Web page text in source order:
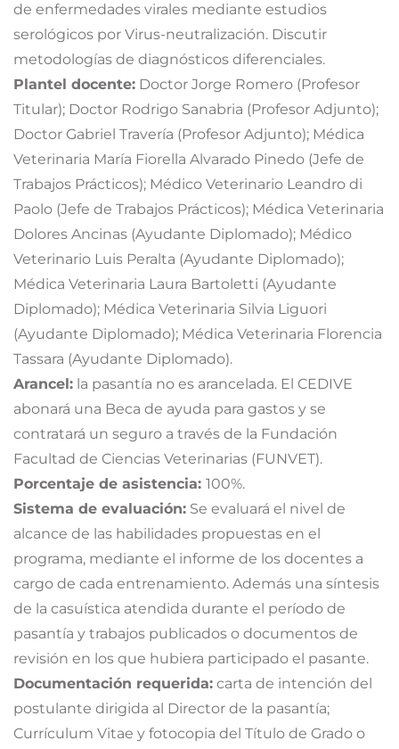
de enfermedades virales mediante estudios
serológicos por Virus-neutralización. Discutir
metodologías de diagnósticos diferenciales.
Plantel docente: Doctor Jorge Romero (Profesor
Titular); Doctor Rodrigo Sanabria (Profesor Adjunto);
Doctor Gabriel Travería (Profesor Adjunto); Médica
Veterinaria María Fiorella Alvarado Pinedo (Jefe de
Trabajos Prácticos); Médico Veterinario Leandro di
Paolo (Jefe de Trabajos Prácticos); Médica Veterinaria
Dolores Ancinas (Ayudante Diplomado); Médico
Veterinario Luis Peralta (Ayudante Diplomado);
Médica Veterinaria Laura Bartoletti (Ayudante
Diplomado); Médica Veterinaria Silvia Liguori
(Ayudante Diplomado); Médica Veterinaria Florencia
Tassara (Ayudante Diplomado).
Arancel: la pasantía no es arancelada. El CEDIVE
abonará una Beca de ayuda para gastos y se
contratará un seguro a través de la Fundación
Facultad de Ciencias Veterinarias (FUNVET).
Porcentaje de asistencia: 100%.
Sistema de evaluación: Se evaluará el nivel de
alcance de las habilidades propuestas en el
programa, mediante el informe de los docentes a
cargo de cada entrenamiento. Además una síntesis
de la casuística atendida durante el período de
pasantía y trabajos publicados o documentos de
revisión en los que hubiera participado el pasante.
Documentación requerida: carta de intención del
postulante dirigida al Director de la pasantía;
Currículum Vitae y fotocopia del Título de Grado o